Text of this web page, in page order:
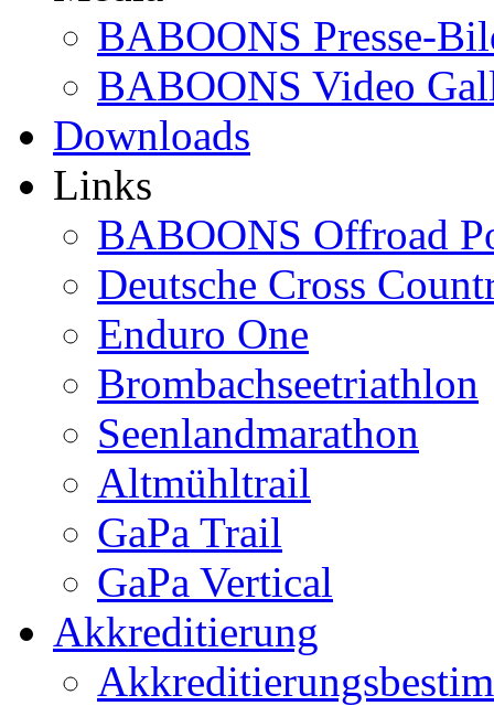
BABOONS Presse-
BABOONS Video
Downloads
Links
BABOONS Offroad
Deutsche Cross
Enduro One
Brombachseetriathlon
Seenlandmarathon
Altmühltrail
GaPa Trail
GaPa Vertical
Akkreditierung